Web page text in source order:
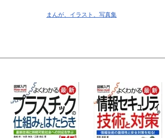
まんが、イラスト、写真集